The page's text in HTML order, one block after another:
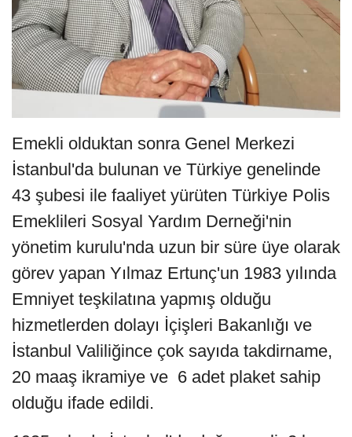
Emekli olduktan sonra Genel Merkezi
İstanbul'da bulunan ve Türkiye genelinde
43 şubesi ile faaliyet yürüten Türkiye Polis
Emeklileri Sosyal Yardım Derneği'nin
yönetim kurulu'nda uzun bir süre üye olarak
görev yapan Yılmaz Ertunç'un 1983 yılında
Emniyet teşkilatına yapmış olduğu
hizmetlerden dolayı İçişleri Bakanlığı ve
İstanbul Valiliğince çok sayıda takdirname,
20 maaş ikramiye ve 6 adet plaket sahip
olduğu ifade edildi.